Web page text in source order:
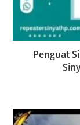
Penguat